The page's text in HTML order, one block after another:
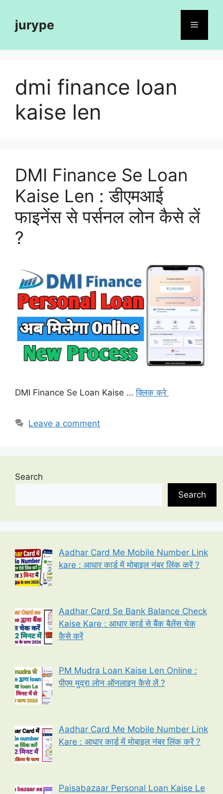
contentjurype Menu
dmi finance loan
kaise len
DMI Finance Se Loan
Kaise Len : डीएमआई
फाइनेंस से पर्सनल लोन कैसे लें
?
DMI Finance Se Loan Kaise …क्लिक करे
Leave a comment
Search
Search
Aadhar Card Me Mobile Number Link
kare : आधार कार्ड में मोबाइल नंबर लिंक करें ?
Aadhar Card Se Bank Balance Check
Kaise Kare : आधार कार्ड से बैंक बैलेंस चेक
कैसे करें
PM Mudra Loan Kaise Len Online :
पीएम मुद्रा लोन ऑनलाइन कैसे लें ?
Aadhar Card Me Mobile Number Link
Kare : आधार कार्ड में मोबाइल नंबर लिंक करें ?
Paisabazaar Personal Loan Kaise Le